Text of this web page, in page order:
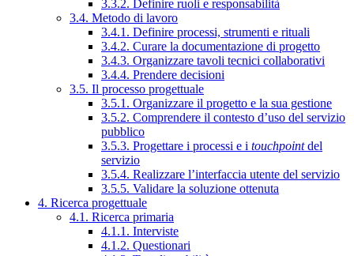
3.3.2. Definire ruoli e responsabilità
3.4. Metodo di lavoro
3.4.1. Definire processi, strumenti e rituali
3.4.2. Curare la documentazione di progetto
3.4.3. Organizzare tavoli tecnici collaborativi
3.4.4. Prendere decisioni
3.5. Il processo progettuale
3.5.1. Organizzare il progetto e la sua gestione
3.5.2. Comprendere il contesto d’uso del servizio
pubblico
3.5.3. Progettare i processi e i touchpointdel
servizio
3.5.4. Realizzare l’interfaccia utente del servizio
3.5.5. Validare la soluzione ottenuta
4. Ricerca progettuale
4.1. Ricerca primaria
4.1.1. Interviste
4.1.2. Questionari